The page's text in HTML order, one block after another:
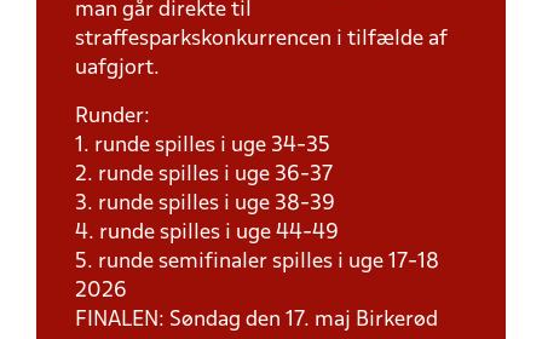
man går direkte til
straffesparkskonkurrencen i tilfælde af
uafgjort.
Runder:
1. runde spilles i uge 34-35
2. runde spilles i uge 36-37
3. runde spilles i uge 38-39
4. runde spilles i uge 44-49
5. runde semifinaler spilles i uge 17-18
2026
FINALEN: Søndag den 17. maj Birkerød